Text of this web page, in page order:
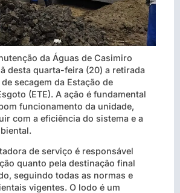
da Águas de Casimiro
desta quarta-feira (20) a retirada
secagem da Estação de
(ETE). A ação é fundamental
funcionamento da unidade,
com a eficiência do sistema e a
de serviço é responsável
quanto pela destinação final
seguindo todas as normas e
vigentes. O lodo é um